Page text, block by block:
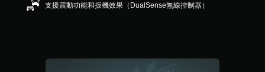
分
支援震動功能和扳機效果（DualSense無線控制器）